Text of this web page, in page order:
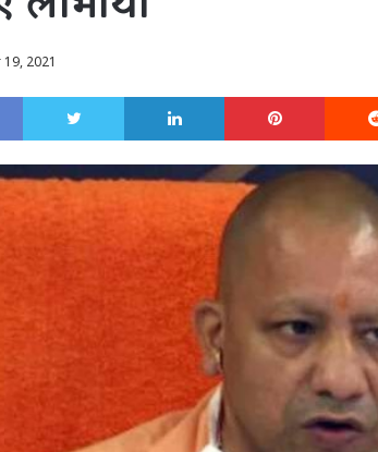
2021
Facebook Twitter LinkedIn